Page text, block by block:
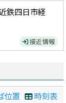
鉄四日市経
接近情報
位置 時刻表